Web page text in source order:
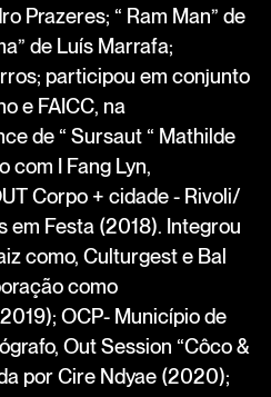
Prazeres; “ Ram Man” de
de Luís Marrafa;
participou em conjunto
e FAICC, na
de “ Sursaut “ Mathilde
com I Fang Lyn,
Corpo + cidade - Rivoli/
Festa (2018). Integrou
como, Culturgest e Bal
como
OCP- Município de
Out Session “Côco &
por Cire Ndyae (2020);